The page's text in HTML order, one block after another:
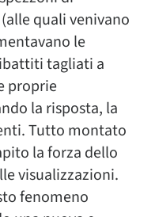
quali venivano
le
tagliati a
proprie
la risposta, la
Tutto montato
la forza dello
visualizzazioni.
fenomeno